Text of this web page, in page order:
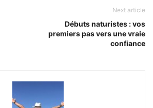
Next article
Débuts naturistes : vos
premiers pas vers une vraie
confiance